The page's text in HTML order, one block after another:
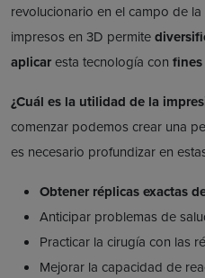
revolucionario en el campo de la
impresos en 3D permite
aplicaresta tecnología con
¿Cuál es la utilidad de la
comenzar podemos crear una
es necesario profundizar en
Obtener réplicas exactas
Anticipar problemas de
Practicar la cirugía con las
Mejorar la capacidad de